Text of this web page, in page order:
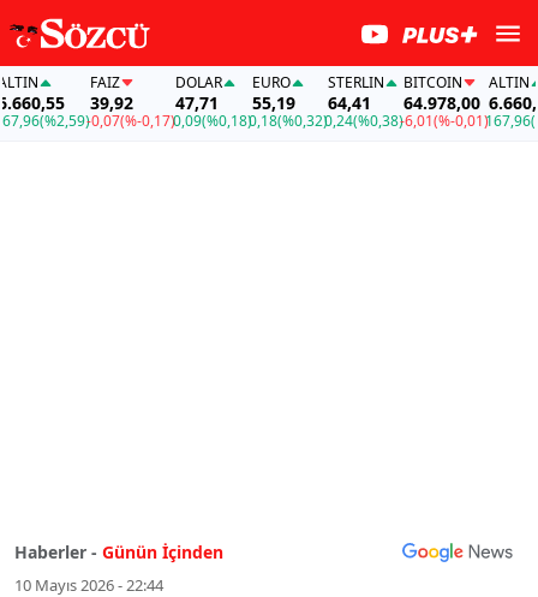
(%2,59)
FAİZ
39,92
-0,07(%-0,17)
DOLAR
47,71
0,09(%0,18)
EURO
55,19
0,18(%0,32)
STERLIN
64,41
0,24(%0,38)
BITCOIN
64.978,00
-6,01(%-0,01)
ALTIN
167,96
Haberler - Günün İçinden
10 Mayıs 2026 - 22:44